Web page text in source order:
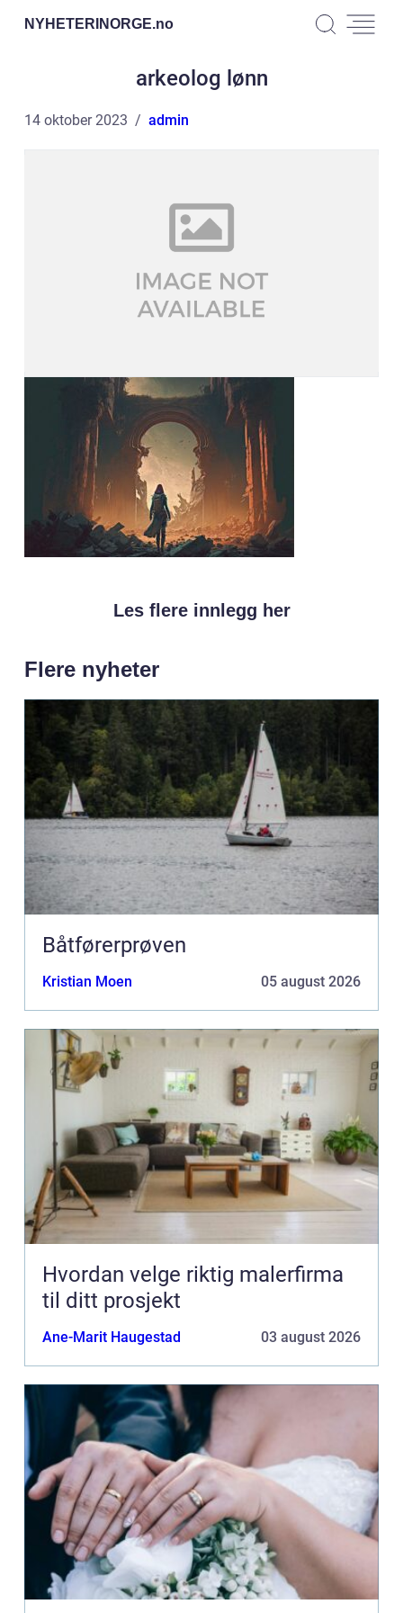
NYHETERINORGE.no
arkeolog lønn
14 oktober 2023 admin
Les flere innlegg her
Flere nyheter
Båtførerprøven
Kristian Moen 05 august 2026
Hvordan velge riktig malerfirma
til ditt prosjekt
Ane-Marit Haugestad 03 august 2026